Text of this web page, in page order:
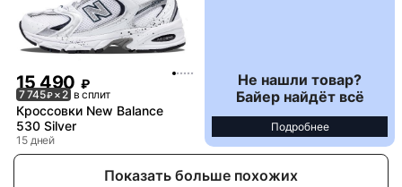
15 490 ₽
7 745₽× 2 в сплит
Кроссовки New Balance
530 Silver
15 дней
Не нашли товар?
Байер найдёт всё
Подробнее
Показать больше похожих